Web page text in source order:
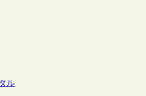
ル